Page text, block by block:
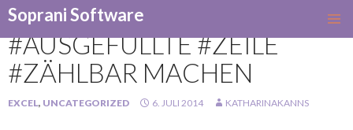
Soprani Software
TO
CONTENT
#AUSGEFÜLLTE #ZEILE
#ZÄHLBAR MACHEN
EXCEL, UNCATEGORIZED 6. JULI 2014 KATHARINAKANNS